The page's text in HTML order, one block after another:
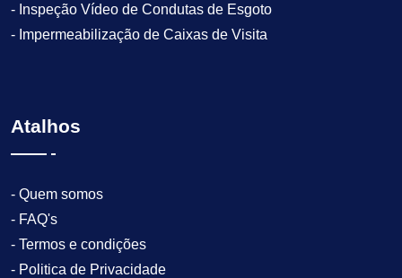
- Inspeção Vídeo de Condutas de Esgoto
- Impermeabilização de Caixas de Visita
Atalhos
- Quem somos
- FAQ's
- Termos e condições
- Politica de Privacidade